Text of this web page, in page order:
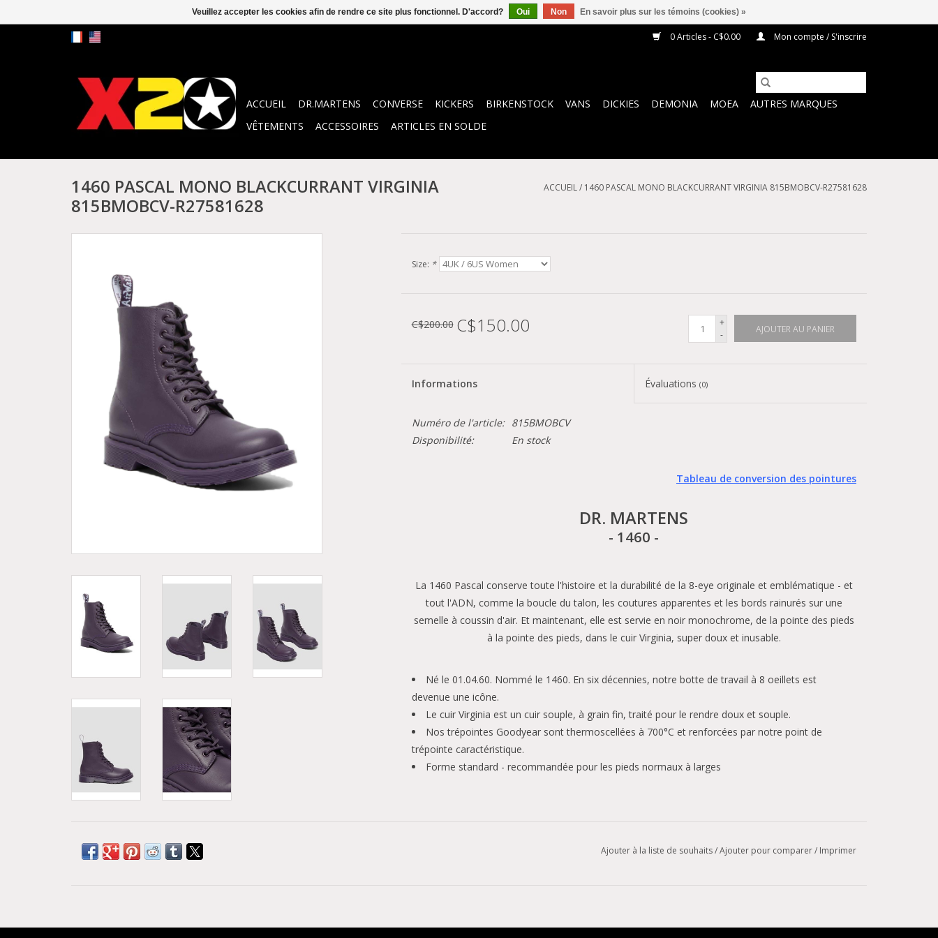
0 Articles - C$0.00 Mon compte / S'inscrire
ACCUEIL DR.MARTENS CONVERSE KICKERS BIRKENSTOCK VANS DICKIES DEMONIA MOEA
AUTRES MARQUES
VÊTEMENTS
ACCESSOIRES ARTICLES EN SOLDE
1460 PASCAL MONO BLACKCURRANT VIRGINIA
815BMOBCV-R27581628
ACCUEIL/ 1460 PASCAL MONO BLACKCURRANT VIRGINIA 815BMOBCV-R27581628
Size: *
C$200.00 C$150.00
+
-
AJOUTER AU PANIER
Informations Évaluations(0)
Numéro de l'article:
815BMOBCV
Disponibilité:
En stock
Tableau de conversion des pointures
DR. MARTENS
- 1460 -
La 1460 Pascal conserve toute l'histoire et la durabilité de la 8-eye originale et emblématique - et
tout l'ADN, comme la boucle du talon, les coutures apparentes et les bords rainurés sur une
semelle à coussin d'air. Et maintenant, elle est servie en noir monochrome, de la pointe des pieds
à la pointe des pieds, dans le cuir Virginia, super doux et inusable.
Né le 01.04.60. Nommé le 1460. En six décennies, notre botte de travail à 8 oeillets est
devenue une icône.
Le cuir Virginia est un cuir souple, à grain fin, traité pour le rendre doux et souple.
Nos trépointes Goodyear sont thermoscellées à 700°C et renforcées par notre point de
trépointe caractéristique.
Forme standard - recommandée pour les pieds normaux à larges
Ajouter à la liste de souhaits/Ajouter pour comparer/ Imprimer
Veuillez accepter les cookies afin de rendre ce site plus fonctionnel. D'accord? Oui Non En savoir plus sur les témoins (cookies) »